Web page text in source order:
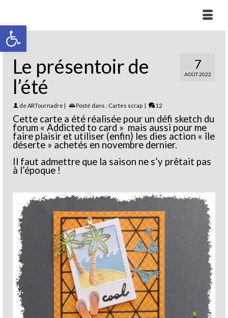
Ouvrir la barre d’outils
7
AOÛT 2022
Le présentoir de
l’été
de ARTournadre | Posté dans : Cartes scrap | 12
Cette carte a été réalisée pour un défi sketch du
forum « Addicted to card » mais aussi pour me
faire plaisir et utiliser (enfin) les dies action « île
déserte » achetés en novembre dernier.
Il faut admettre que la saison ne s’y prêtait pas
à l’époque !